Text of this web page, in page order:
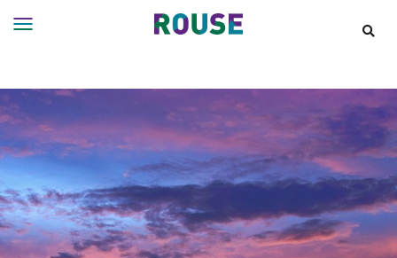
Services
Services
Where
We
Work
People
Careers